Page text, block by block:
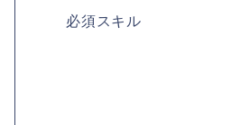
必須スキル